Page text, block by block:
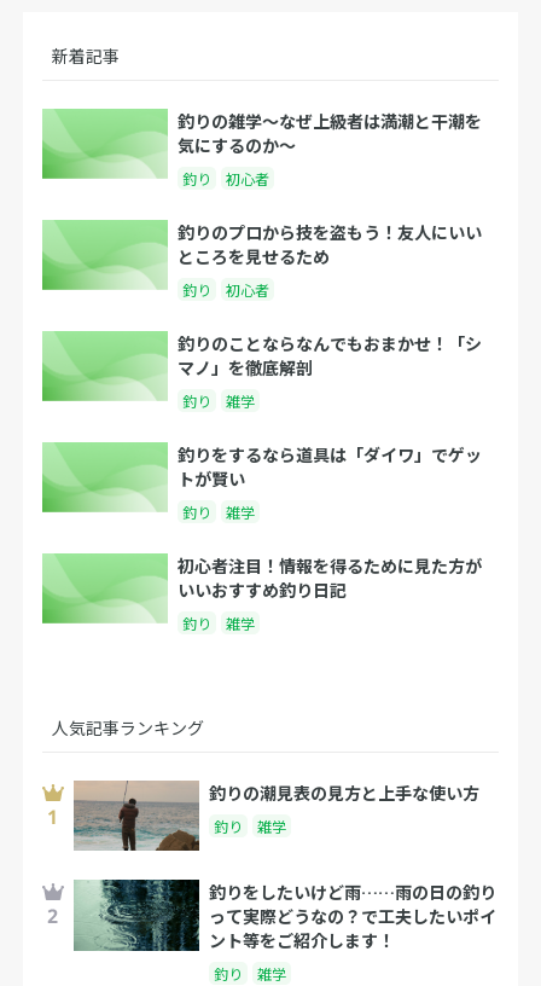
新着記事
釣りの雑学〜なぜ上級者は満潮と干潮を
気にするのか〜
釣り 初心者
釣りのプロから技を盗もう！友人にいい
ところを見せるため
釣り 初心者
釣りのことならなんでもおまかせ！「シ
マノ」を徹底解剖
釣り 雑学
釣りをするなら道具は「ダイワ」でゲッ
トが賢い
釣り 雑学
初心者注目！情報を得るために見た方が
いいおすすめ釣り日記
釣り 雑学
人気記事ランキング
釣りの潮見表の見方と上手な使い方
釣り 雑学
釣りをしたいけど雨……雨の日の釣り
って実際どうなの？で工夫したいポイ
ント等をご紹介します！
釣り 雑学